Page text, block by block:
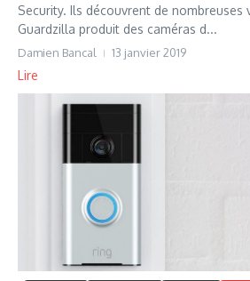
Security. Ils découvrent de nombreuses
Guardzilla produit des caméras d...
Damien Bancal 13 janvier 2019
Lire